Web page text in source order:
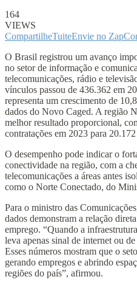
164
VIEWS
CompartilheTuiteEnvie no Zap
O Brasil registrou um avanço
no setor de informação e
telecomunicações, rádio e
vínculos passou de 436.362 em
representa um crescimento de
dados do Novo Caged. A região
melhor resultado proporcional,
contratações em 2023 para
O desempenho pode indicar o
conectividade na região, com a
telecomunicações a áreas antes
como o Norte Conectado, do
Para o ministro das
dados demonstram a relação
emprego. “Quando a
leva apenas sinal de internet ou
Esses números mostram que o
gerando empregos e abrindo
regiões do país”, afirmou.